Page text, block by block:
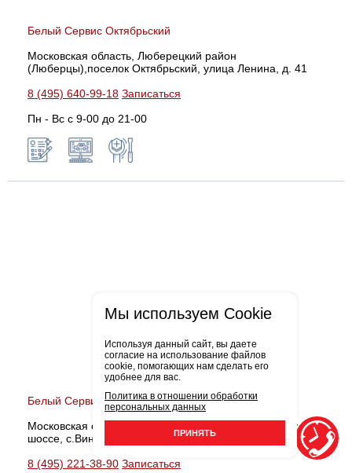
Белый Сервис Октябрьский
Московская область, Люберецкий район
(Люберцы),поселок Октябрьский, улица Ленина, д. 41
8 (495) 640-99-18 Записаться
Пн - Вс с 9-00 до 21-00
Белый Сервис Виноградово
Московская обл., Мытищинский район, Дмитровское
шоссе, с.Виноградово, д.36-В
8 (495) 221-38-90 Записаться
Мы используем Cookie
Используя данный сайт, вы даете
согласие на использование файлов
cookie, помогающих нам сделать его
удобнее для вас.
Политика в отношении обработки
персональных данных
ПРИНЯТЬ